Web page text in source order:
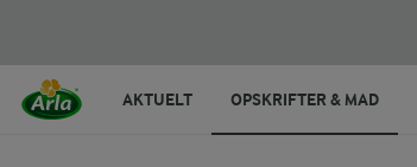
AKTUELT OPSKRIFTER & MAD